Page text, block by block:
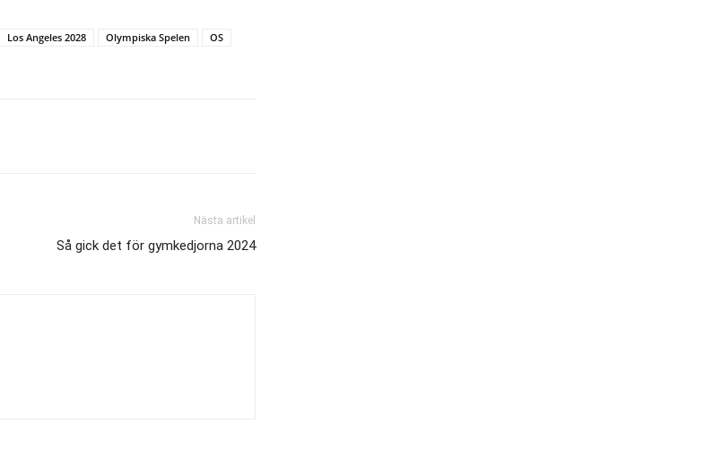
Los Angeles 2028 Olympiska Spelen
OS
Nästa artikel
Så gick det för gymkedjorna 2024